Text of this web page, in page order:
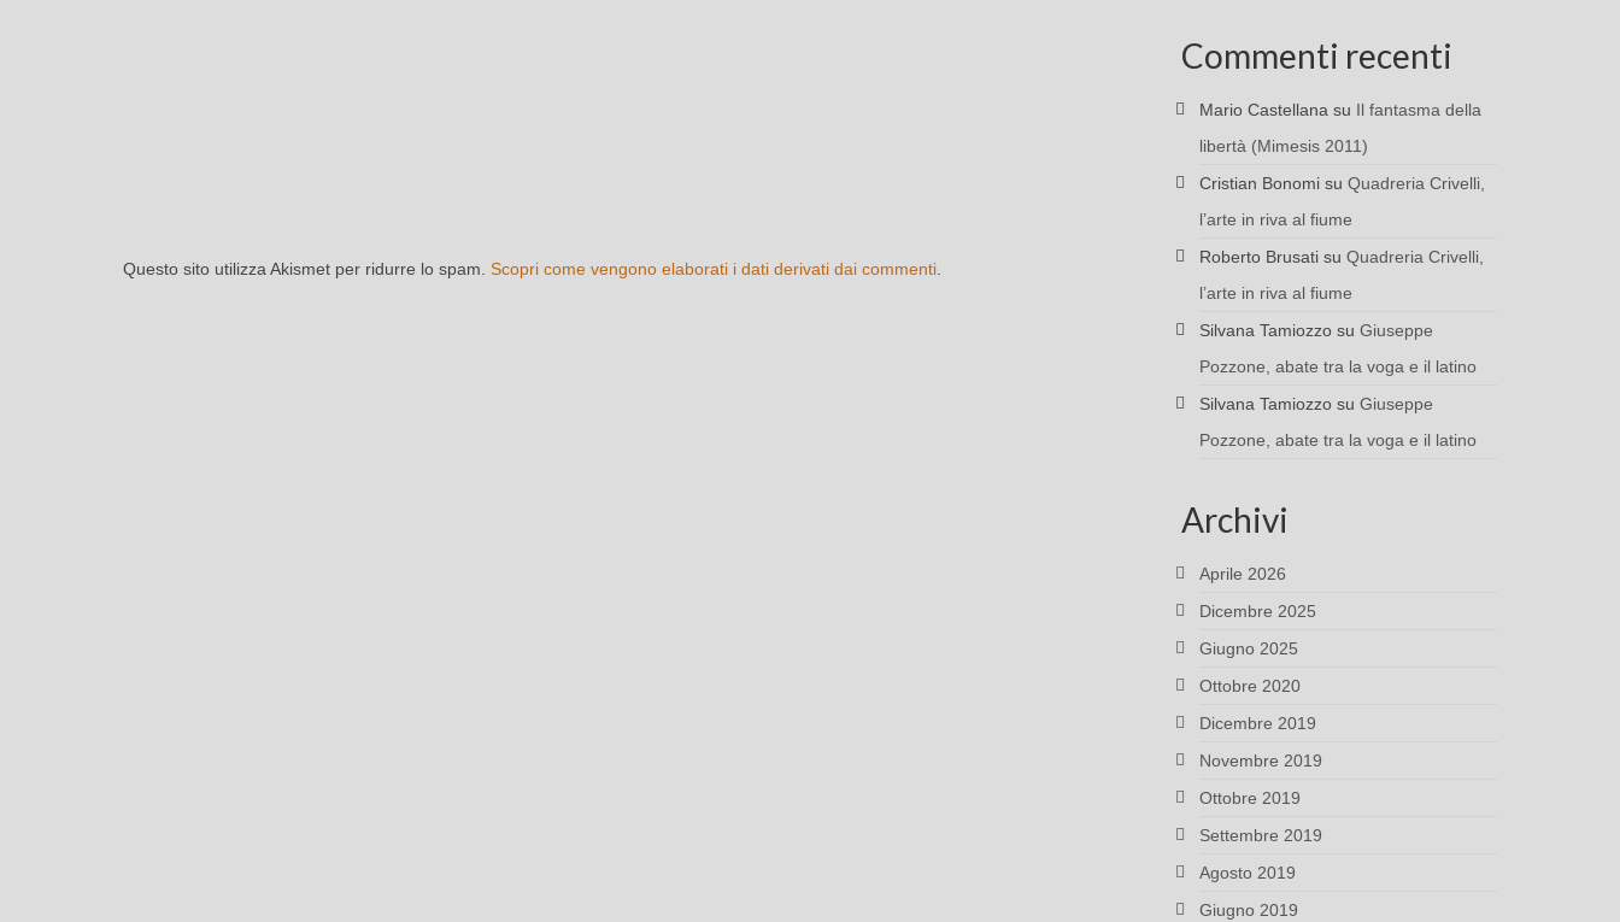
Questo sito utilizza Akismet per ridurre lo spam. Scopri come vengono elaborati i dati derivati dai commenti
Commenti recenti
Mario Castellana su Il fantasma della
libertà (Mimesis 2011)
Cristian Bonomisu Quadreria Crivelli,
l’arte in riva al fiume
Roberto Brusatisu Quadreria Crivelli,
l’arte in riva al fiume
Silvana Tamiozzosu Giuseppe
Pozzone, abate tra la voga e il latino
Silvana Tamiozzosu Giuseppe
Pozzone, abate tra la voga e il latino
Archivi
Aprile 2026
Dicembre 2025
Giugno 2025
Ottobre 2020
Dicembre 2019
Novembre 2019
Ottobre 2019
Settembre 2019
Agosto 2019
Giugno 2019